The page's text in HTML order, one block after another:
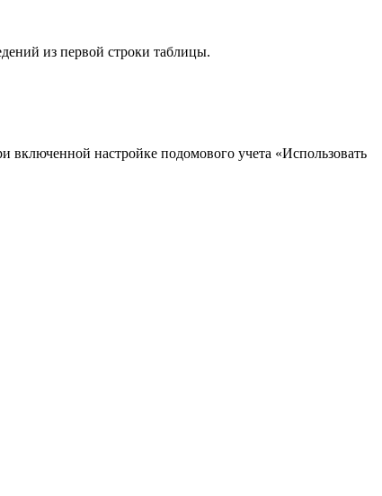
из первой строки таблицы.
включенной настройке подомового учета «Использовать